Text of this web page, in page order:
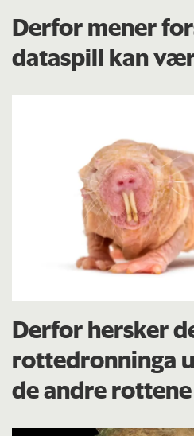
Derfor mener
dataspill kan
Derfor hersker
rottedronninga
de andre rottene